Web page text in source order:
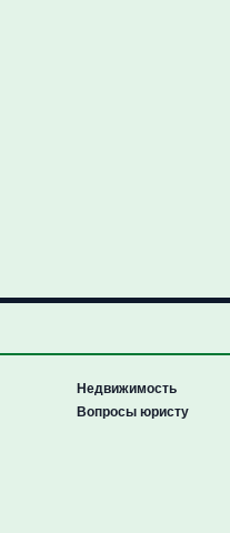
Недвижимость
Вопросы юристу